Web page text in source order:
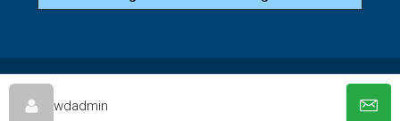
wdadmin
© W&D Vastgoed - Website door SBMR Webdesign